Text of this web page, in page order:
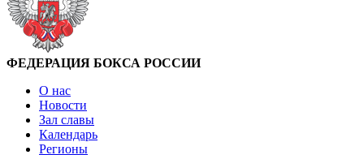
ФЕДЕРАЦИЯ БОКСА РОССИИ
О нас
Новости
Зал славы
Календарь
Регионы